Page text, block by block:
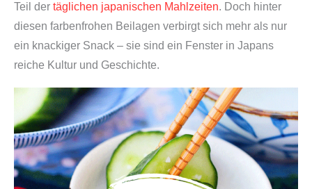
Teil der täglichen japanischen Mahlzeiten. Doch hinter
diesen farbenfrohen Beilagen verbirgt sich mehr als nur
ein knackiger Snack – sie sind ein Fenster in Japans
reiche Kultur und Geschichte.